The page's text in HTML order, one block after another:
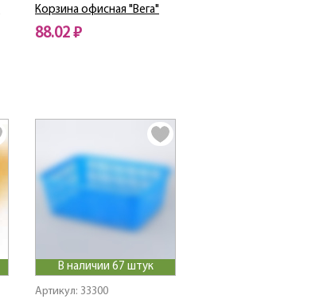
Корзина офисная "Вега"
88.02 ₽
В наличии 67 штук
Артикул: 33300